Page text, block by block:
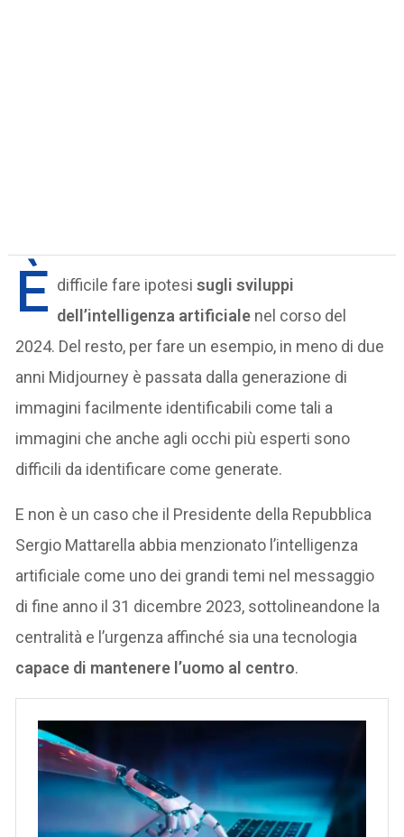
È difficile fare ipotesi sugli sviluppi
dell’intelligenza artificiale nel corso del
2024. Del resto, per fare un esempio, in meno di due
anni Midjourney è passata dalla generazione di
immagini facilmente identificabili come tali a
immagini che anche agli occhi più esperti sono
difficili da identificare come generate.
E non è un caso che il Presidente della Repubblica
Sergio Mattarella abbia menzionato l’intelligenza
artificiale come uno dei grandi temi nel messaggio
di fine anno il 31 dicembre 2023, sottolineandone la
centralità e l’urgenza affinché sia una tecnologia
capace di mantenere l’uomo al centro.